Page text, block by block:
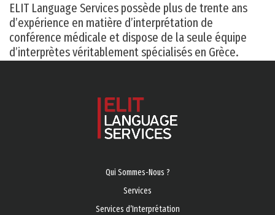
ELIT Language Services possède plus de trente ans
d’expérience en matière d’interprétation de
conférence médicale et dispose de la seule équipe
d’interprètes véritablement spécialisés en Grèce.
Qui Sommes-Nous ?
Services
Services d’Ιnterprétation